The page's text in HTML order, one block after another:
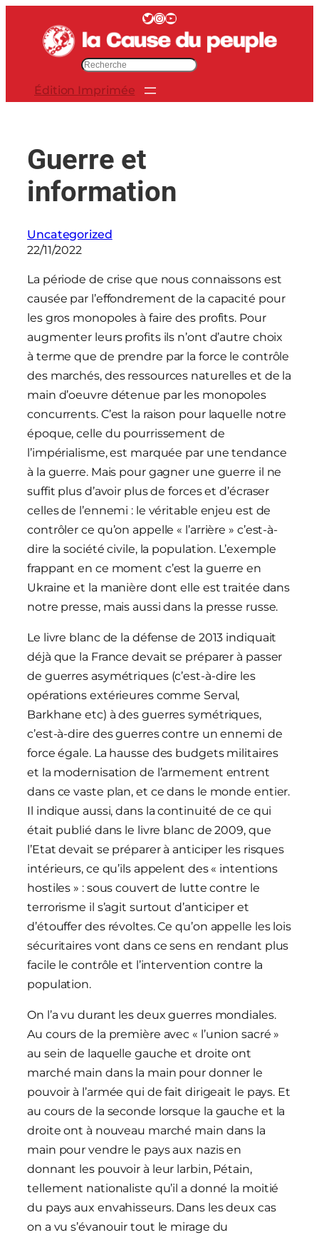
contenu
Twitter InstagramYouTube
c
e
r
Édition Imprimée
Guerre et
information
Uncategorized
22/11/2022
La période de crise que nous connaissons est
causée par l’effondrement de la capacité pour
les gros monopoles à faire des profits. Pour
augmenter leurs profits ils n’ont d’autre choix
à terme que de prendre par la force le contrôle
des marchés, des ressources naturelles et de la
main d’oeuvre détenue par les monopoles
concurrents. C’est la raison pour laquelle notre
époque, celle du pourrissement de
l’impérialisme, est marquée par une tendance
à la guerre. Mais pour gagner une guerre il ne
suffit plus d’avoir plus de forces et d’écraser
celles de l’ennemi : le véritable enjeu est de
contrôler ce qu’on appelle « l’arrière » c’est-à-
dire la société civile, la population. L’exemple
frappant en ce moment c’est la guerre en
Ukraine et la manière dont elle est traitée dans
notre presse, mais aussi dans la presse russe.
Le livre blanc de la défense de 2013 indiquait
déjà que la France devait se préparer à passer
de guerres asymétriques (c’est-à-dire les
opérations extérieures comme Serval,
Barkhane etc) à des guerres symétriques,
c’est-à-dire des guerres contre un ennemi de
force égale. La hausse des budgets militaires
et la modernisation de l’armement entrent
dans ce vaste plan, et ce dans le monde entier.
Il indique aussi, dans la continuité de ce qui
était publié dans le livre blanc de 2009, que
l’Etat devait se préparer à anticiper les risques
intérieurs, ce qu’ils appelent des « intentions
hostiles » : sous couvert de lutte contre le
terrorisme il s’agit surtout d’anticiper et
d’étouffer des révoltes. Ce qu’on appelle les lois
sécuritaires vont dans ce sens en rendant plus
facile le contrôle et l’intervention contre la
population.
On l’a vu durant les deux guerres mondiales.
Au cours de la première avec « l’union sacré »
au sein de laquelle gauche et droite ont
marché main dans la main pour donner le
pouvoir à l’armée qui de fait dirigeait le pays. Et
au cours de la seconde lorsque la gauche et la
droite ont à nouveau marché main dans la
main pour vendre le pays aux nazis en
donnant les pouvoir à leur larbin, Pétain,
tellement nationaliste qu’il a donné la moitié
du pays aux envahisseurs. Dans les deux cas
on a vu s’évanouir tout le mirage du